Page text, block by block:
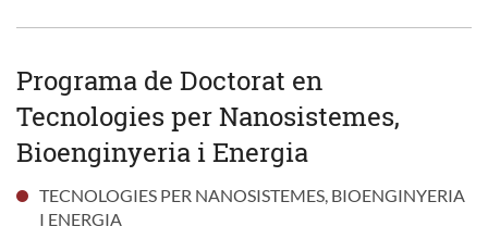
Programa de Doctorat en
Tecnologies per Nanosistemes,
Bioenginyeria i Energia
TECNOLOGIES PER NANOSISTEMES, BIOENGINYERIA
I ENERGIA